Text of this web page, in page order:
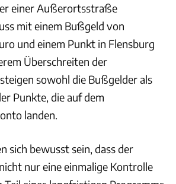
einer Außerortsstraße
mit einem Bußgeld von
und einem Punkt in Flensburg
Überschreiten der
sowohl die Bußgelder als
Punkte, die auf dem
landen.
sich bewusst sein, dass der
nur eine einmalige Kontrolle